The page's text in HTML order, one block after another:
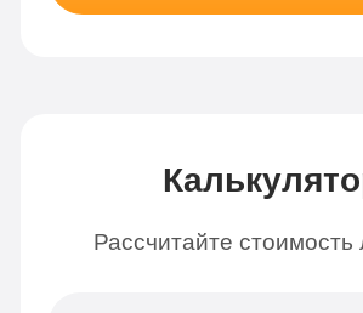
Рассчитайте стоимость